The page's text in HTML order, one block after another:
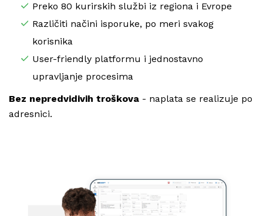
Preko 80 kurirskih službi iz regiona i Evrope
Različiti načini isporuke, po meri svakog
korisnika
User-friendly platformu i jednostavno
upravljanje procesima
Bez nepredvidivih troškova - naplata se realizuje po
adresnici.